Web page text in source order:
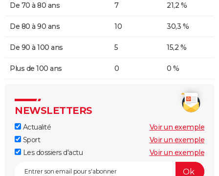
De 70 à 80 ans 7 21,2 %
De 80 à 90 ans 10 30,3 %
De 90 à 100 ans 5 15,2 %
Plus de 100 ans 0 0 %
NEWSLETTERS
Actualité
Voir un exemple
Sport
Voir un exemple
Les dossiers d'actu
Voir un exemple